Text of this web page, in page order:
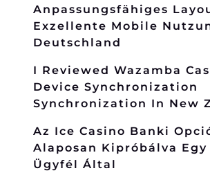
Anpassungsfähiges
Exzellente Mobile
Deutschland
I Reviewed Wazamba
Device Synchronization
Synchronization In New
Az Ice Casino Banki
Alaposan Kipróbálva Egy
Ügyfél Által